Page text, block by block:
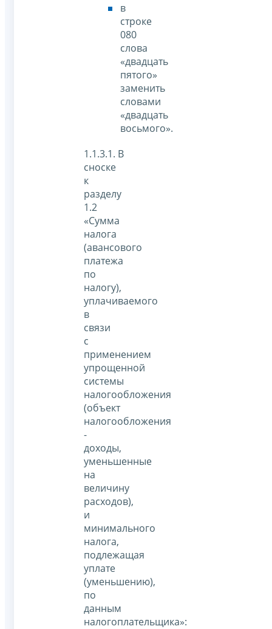
в
строке
080
слова
«двадцать
пятого»
заменить
словами
«двадцать
восьмого».
1.1.3.1. В
сноске
к
разделу
1.2
«Сумма
налога
(авансового
платежа
по
налогу),
уплачиваемого
в
связи
с
применением
упрощенной
системы
налогообложения
(объект
налогообложения
-
доходы,
уменьшенные
на
величину
расходов),
и
минимального
налога,
подлежащая
уплате
(уменьшению),
по
данным
налогоплательщика»: